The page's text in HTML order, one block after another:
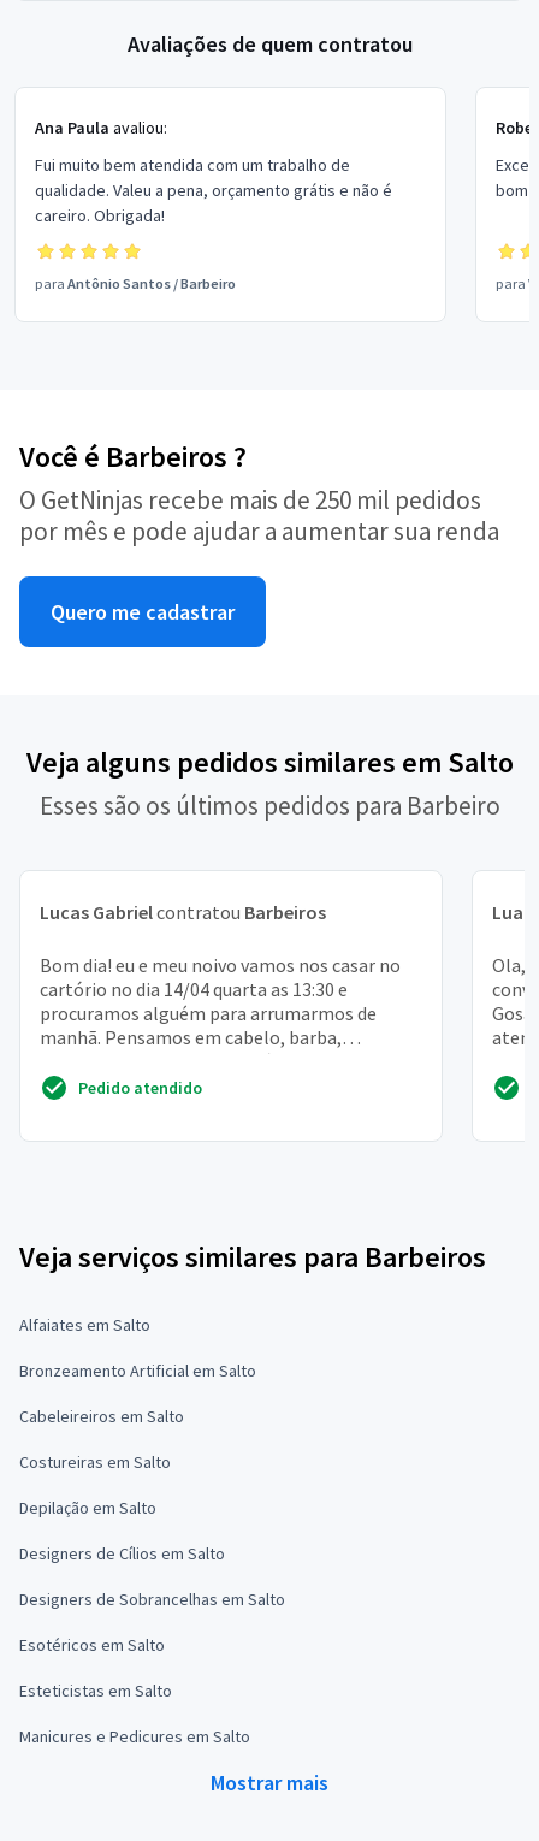
Avaliações de quem contratou
Ana Paula avaliou:
Fui muito bem atendida com um trabalho de
qualidade. Valeu a pena, orçamento grátis e não é
careiro. Obrigada!
para Antônio Santos /Barbeiro
bom
para
Você é Barbeiros ?
O GetNinjas recebe mais de 250 mil pedidos
por mês e pode ajudar a aumentar sua renda
Quero me cadastrar
Veja alguns pedidos similares em Salto
Esses são os últimos pedidos para Barbeiro
Lucas Gabrielcontratou Barbeiros
Bom dia! eu e meu noivo vamos nos casar no
cartório no dia 14/04 quarta as 13:30 e
procuramos alguém para arrumarmos de
manhã. Pensamos em cabelo, barba,
sobrancelha, maquiagem básica. Co...
Pedido atendido
Luan
Ola,
Veja serviços similares para Barbeiros
Alfaiates em Salto
Bronzeamento Artificial em Salto
Cabeleireiros em Salto
Costureiras em Salto
Depilação em Salto
Designers de Cílios em Salto
Designers de Sobrancelhas em Salto
Esotéricos em Salto
Esteticistas em Salto
Manicures e Pedicures em Salto
Mostrar mais